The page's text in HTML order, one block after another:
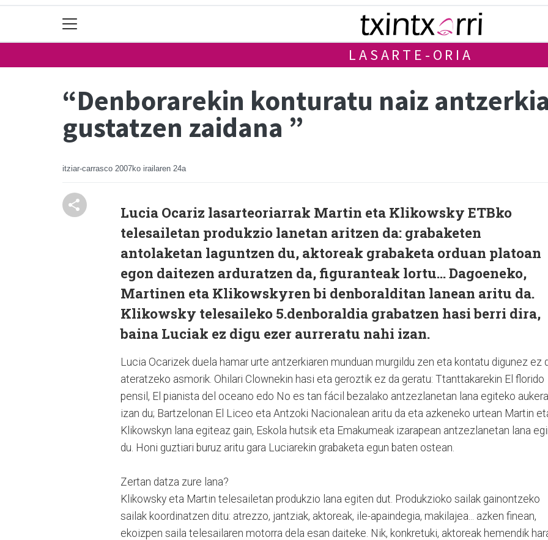
LASARTE-ORIA
“Denborarekin konturatu naiz
gustatzen zaidana ”
itziar-carrasco 2007ko irailaren 24a
Lucia Ocariz lasarteoriarrak Martin eta Klikowsky ETBko
telesailetan produkzio lanetan aritzen da: grabaketen
antolaketan laguntzen du, aktoreak grabaketa orduan platoan
egon daitezen arduratzen da, figuranteak lortu... Dagoeneko,
Martinen eta Klikowskyren bi denboralditan lanean aritu da.
Klikowsky telesaileko 5.denboraldia grabatzen hasi berri dira,
baina Luciak ez digu ezer aurreratu nahi izan.
Lucia Ocarizek duela hamar urte antzerkiaren munduan murgildu zen eta kontatu digunez ez
ateratzeko asmorik. Ohilari Clownekin hasi eta geroztik ez da geratu: Ttanttakarekin El florido
pensil, El pianista del oceano edo No es tan fácil bezalako antzezlanetan lana egiteko aukera
izan du; Bartzelonan El Liceo eta Antzoki Nacionalean aritu da eta azkeneko urtean Martin
Klikowskyn lana egiteaz gain, Eskola hutsik eta Emakumeak izarapean antzezlanetan lana
du. Honi guztiari buruz aritu gara Luciarekin grabaketa egun baten ostean.
Zertan datza zure lana?
Klikowsky eta Martin telesailetan produkzio lana egiten dut. Produkzioko sailak gainontzeko
sailak koordinatzen ditu: atrezzo, jantziak, aktoreak, ile-apaindegia, makilajea... azken finean,
ekoizpen saila telesailaren motorra dela esan daiteke. Nik, konkretuki, aktoreak hemendik